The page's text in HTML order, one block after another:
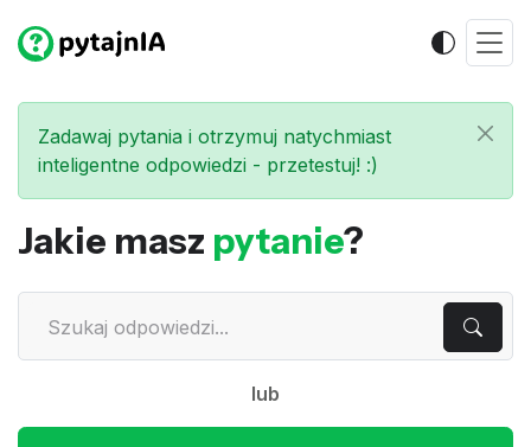
Zadawaj pytania i otrzymuj natychmiast
inteligentne odpowiedzi - przetestuj! :)
Jakie masz pytanie?
lub